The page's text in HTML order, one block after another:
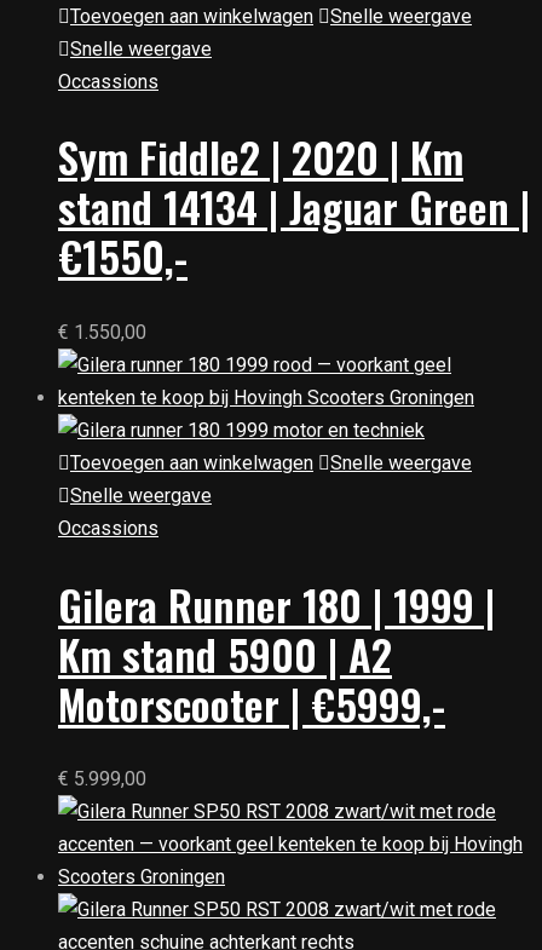
Toevoegen aan winkelwagen
Snelle weergave
Snelle weergave
Occassions
Sym Fiddle2 | 2020 | Km
stand 14134 | Jaguar Green |
€1550,-
€ 1.550,00
Toevoegen aan winkelwagen
Snelle weergave
Snelle weergave
Occassions
Gilera Runner 180 | 1999 |
Km stand 5900 | A2
Motorscooter | €5999,-
€ 5.999,00